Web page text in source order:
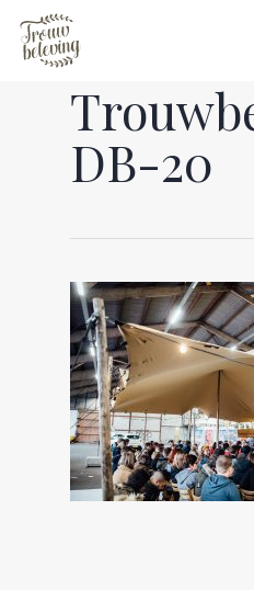
Hit enter to search or
DB-20